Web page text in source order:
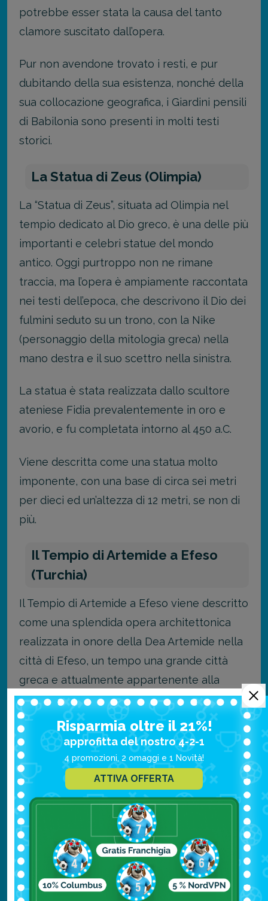
potrebbe esser stata la causa del tanto
clamore suscitato dall’opera.
Pur non avendone trovato i resti, e pur
dubitando della sua esistenza, nonché della
sua collocazione geografica, i Giardini pensili
di Babilonia sono presenti in molti testi
storici.
La Statua di Zeus (Olimpia)
La “Statua di Zeus”, situata ad Olimpia nel
tempio dedicato al Dio greco, è una delle più
importanti e celebri statue del mondo
antico. Oggi purtroppo non ne rimane
traccia, ma l’opera è ampiamente raccontata
nei testi dell’epoca, che descrivono il Dio dei
fulmini seduto su un trono, con la Nike
(personaggio della mitologia greca) nella
mano destra e il suo scettro nella sinistra.
La statua è stata realizzata dallo scultore
ateniese Fidia prevalentemente in oro e
avorio, e fu completata intorno al 450 a.C.
Viene descritta come una statua molto
imponente, con una base di circa sei metri
per dieci ed un’altezza di 12 metri, se non di
più.
Il Tempio di Artemide a Efeso
(Turchia)
Il Tempio di Artemide a Efeso viene descritto
come una splendida opera architettonica
realizzata in onore della Dea Artemide nella
città di Efeso, un tempo una grande città
greca e attualmente appartenente alla
Turchia.
Si trattava di un tempio costruito in stile
ionico di dimensioni enormi e
particolarmente ricco di decorazioni. La sua
costruzione risale ad un arco di tempo che
va dal 575 al 560 a.C.
Delle alte colonne di marmo, e della statua
della dea custodita al suo interno, oggi
rimane poco o niente, ma ad Efeso è
possibile ammirarne i resti.
Risparmia oltre il 21%!
approfitta del nostro 4-2-1
4 promozioni, 2 omaggi e 1 Novità!
ATTIVA OFFERTA